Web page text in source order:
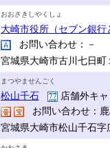
おおさきしやくしょ
大崎市役所（セブン銀行
お問い合わせ：－
宮城県大崎市古川七日町
まつやませんごく
松山千石
店舗外キ
お問い合わせ：
宮城県大崎市松山千石字